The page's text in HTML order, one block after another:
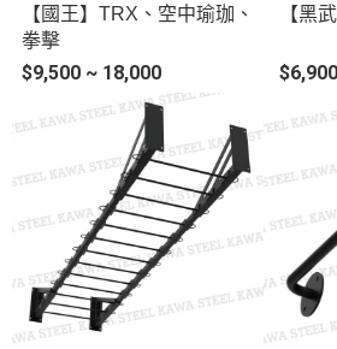
【國王】TRX、空中瑜珈、
拳擊
$9,500 ~ 18,000
【黑